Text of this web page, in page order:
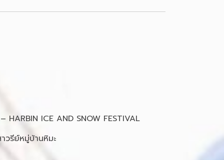
ICE AND SNOW FESTIVAL
รีย์หมู่บ้านหิมะ